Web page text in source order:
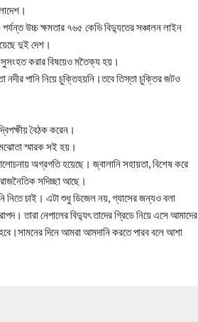
উচ্চ ক্ষমতার ৭৬৫ কেভি বিদ্যুতের সঞ্চালন লাইন
দুই দেশ।
সুসংহত করার বিষয়েও মতৈক্য হয়।
নদীর পানি নিয়ে চুক্তিহয়নি।তবে তিস্তা চুক্তির জটও
বৈঠক করেন।
স্মারক সই হয়।
আলোচনায় অগ্রগতি হয়েছে। জ্বালানি সহায়তা, বিশেষ করে
সদিচ্ছা আছে।
নিতে চাই। এটা শুধু ডিজেল নয়, গ্যাসের জন্যও বলা
তারা নেপালের বিদ্যুৎ তাদের গ্রিডে নিয়ে এসে আমাদের
দিনে আমরা আমদানি করতে পারব বলে আশা